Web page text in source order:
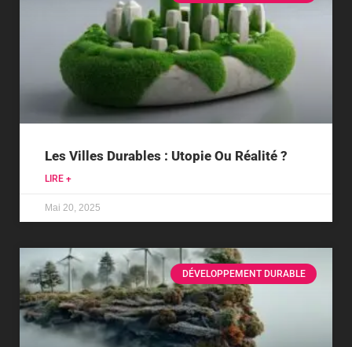
Les Villes Durables : Utopie Ou Réalité ?
LIRE +
Mai 20, 2025
DÉVELOPPEMENT DURABLE